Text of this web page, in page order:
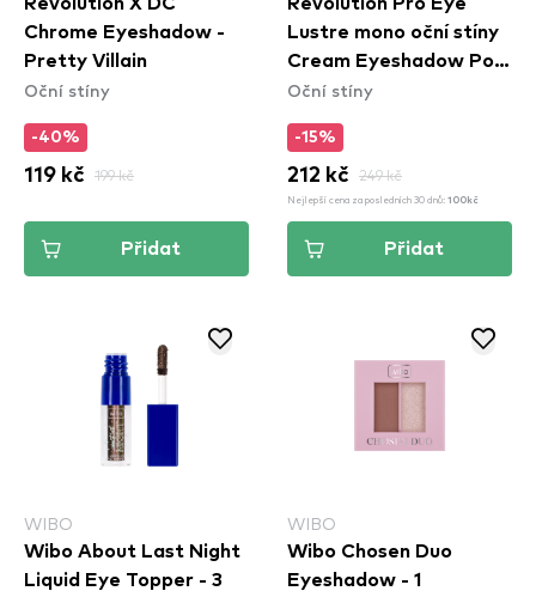
Chrome Eyeshadow -
Pretty Villain
Oční stíny
-40%
119 kč 199 kč
Přidat
Lustre mono oční stíny
Cream Eyeshadow Pot
- Duchesse
Oční stíny
-15%
212 kč 249 kč
Nejlepší cena za posledních 30 dnů: 100kč
Přidat
WIBO
Wibo About Last Night
Liquid Eye Topper - 3
WIBO
Wibo Chosen Duo
Eyeshadow - 1